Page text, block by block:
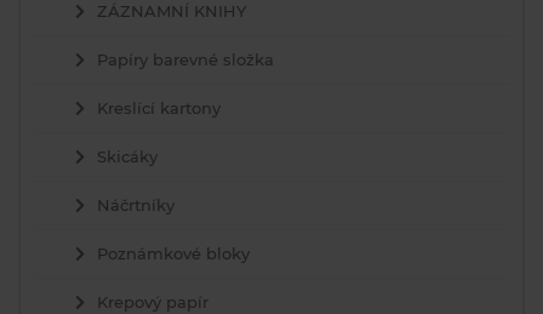
ZÁZNAMNÍ KNIHY
Papíry barevné složka
Kreslící kartony
Skicáky
Náčrtníky
Poznámkové bloky
Krepový papír